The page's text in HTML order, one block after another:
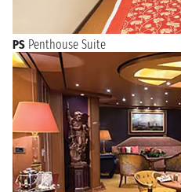
PS Penthouse Suite